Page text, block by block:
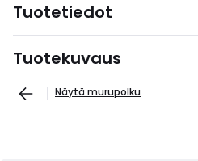
Tuotetiedot
Tuotekuvaus
Näytä murupolku